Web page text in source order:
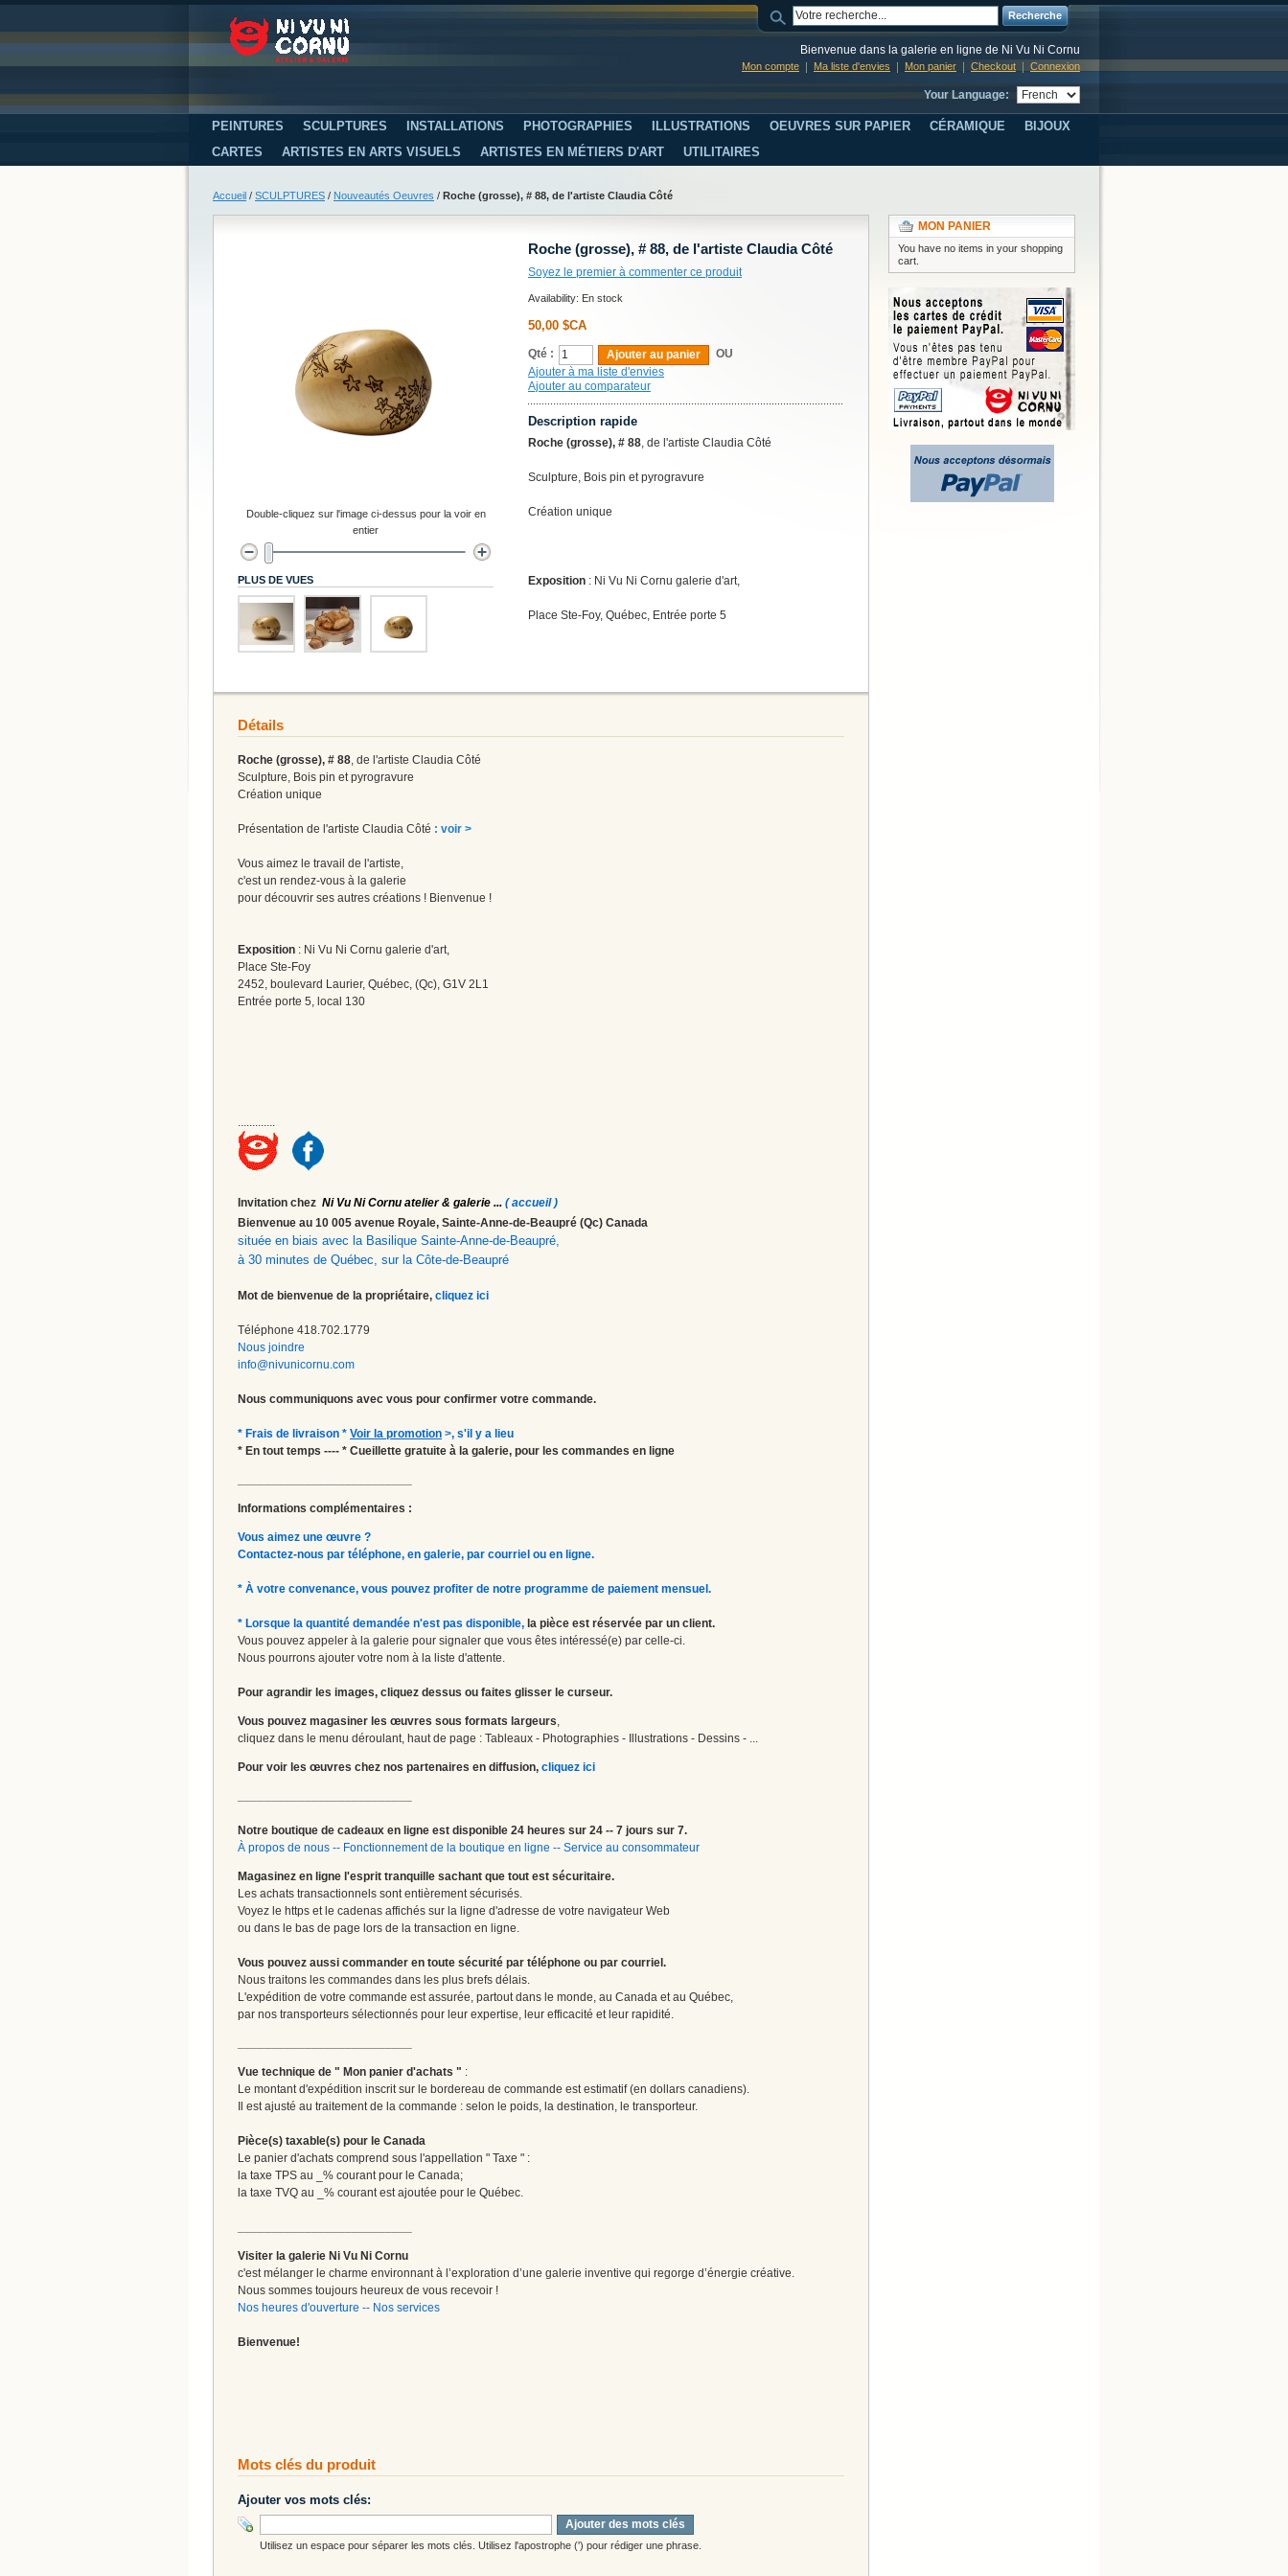
Recherche
Bienvenue dans la galerie en ligne de Ni Vu Ni Cornu
Mon compte Ma liste d'envies Mon panier Checkout Connexion
Your Language:
PEINTURES SCULPTURES INSTALLATIONS PHOTOGRAPHIES ILLUSTRATIONS OEUVRES SUR PAPIER CÉRAMIQUE
BIJOUX
CARTES
ARTISTES EN ARTS VISUELS ARTISTES EN MÉTIERS D'ART UTILITAIRES
Accueil / SCULPTURES / Nouveautés Oeuvres / Roche (grosse), # 88, de l'artiste Claudia Côté
Roche (grosse), # 88, de l'artiste Claudia Côté
Soyez le premier à commenter ce produit
Availability: En stock
50,00 $CA
Qté : Ajouter au panier
OU
Ajouter à ma liste d'envies
Ajouter au comparateur
Description rapide
Roche (grosse), # 88, de l'artiste Claudia Côté
Sculpture, Bois pin et pyrogravure
Création unique
Exposition : Ni Vu Ni Cornu galerie d'art,
Place Ste-Foy, Québec, Entrée porte 5
Double-cliquez sur l'image ci-dessus pour la voir en
entier
PLUS DE VUES
Détails
Roche (grosse), # 88, de l'artiste Claudia Côté
Sculpture, Bois pin et pyrogravure
Création unique
Présentation de l'artiste Claudia Côté : voir >
Vous aimez le travail de l'artiste,
c'est un rendez-vous à la galerie
pour découvrir ses autres créations ! Bienvenue !
Exposition : Ni Vu Ni Cornu galerie d'art,
Place Ste-Foy
2452, boulevard Laurier, Québec, (Qc), G1V 2L1
Entrée porte 5, local 130
.............
Invitation chez Ni Vu Ni Cornu atelier & galerie ... ( accueil )
Bienvenue au 10 005 avenue Royale, Sainte-Anne-de-Beaupré (Qc) Canada
située en biais avec la Basilique Sainte-Anne-de-Beaupré,
à 30 minutes de Québec, sur la Côte-de-Beaupré
Mot de bienvenue de la propriétaire, cliquez ici
Téléphone 418.702.1779
Nous joindre
info@nivunicornu.com
Nous communiquons avec vous pour confirmer votre commande.
* Frais de livraison * Voir la promotion >, s'il y a lieu
* En tout temps ---- * Cueillette gratuite à la galerie, pour les commandes en ligne
Informations complémentaires :
Vous aimez une œuvre ?
Contactez-nous par téléphone, en galerie, par courriel ou en ligne.
* À votre convenance, vous pouvez profiter de notre programme de paiement mensuel.
* Lorsque la quantité demandée n'est pas disponible, la pièce est réservée par un client.
Vous pouvez appeler à la galerie pour signaler que vous êtes intéressé(e) par celle-ci.
Nous pourrons ajouter votre nom à la liste d'attente.
Pour agrandir les images, cliquez dessus ou faites glisser le curseur.
Vous pouvez magasiner les œuvres sous formats largeurs,
cliquez dans le menu déroulant, haut de page : Tableaux - Photographies - Illustrations - Dessins - ...
Pour voir les œuvres chez nos partenaires en diffusion, cliquez ici
Notre boutique de cadeaux en ligne est disponible 24 heures sur 24 -- 7 jours sur 7.
À propos de nous -- Fonctionnement de la boutique en ligne -- Service au consommateur
Magasinez en ligne l'esprit tranquille sachant que tout est sécuritaire.
Les achats transactionnels sont entièrement sécurisés.
Voyez le https et le cadenas affichés sur la ligne d'adresse de votre navigateur Web
ou dans le bas de page lors de la transaction en ligne.
Vous pouvez aussi commander en toute sécurité par téléphone ou par courriel.
Nous traitons les commandes dans les plus brefs délais.
L'expédition de votre commande est assurée, partout dans le monde, au Canada et au Québec,
par nos transporteurs sélectionnés pour leur expertise, leur efficacité et leur rapidité.
Vue technique de " Mon panier d'achats " :
Le montant d'expédition inscrit sur le bordereau de commande est estimatif (en dollars canadiens).
Il est ajusté au traitement de la commande : selon le poids, la destination, le transporteur.
Pièce(s) taxable(s) pour le Canada
Le panier d'achats comprend sous l'appellation " Taxe " :
la taxe TPS au _% courant pour le Canada;
la taxe TVQ au _% courant est ajoutée pour le Québec.
Visiter la galerie Ni Vu Ni Cornu
c'est mélanger le charme environnant à l’exploration d’une galerie inventive qui regorge d’énergie créative.
Nous sommes toujours heureux de vous recevoir !
Nos heures d'ouverture -- Nos services
Bienvenue!
Mots clés du produit
Ajouter vos mots clés:
Ajouter des mots clés
Utilisez un espace pour séparer les mots clés. Utilisez l'apostrophe (') pour rédiger une phrase.
MON PANIER
You have no items in your shopping
cart.